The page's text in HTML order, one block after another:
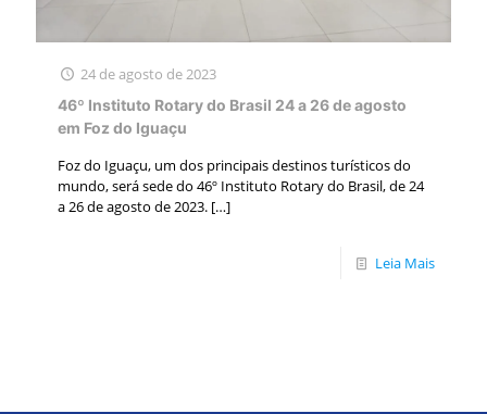
24 de agosto de 2023
46º Instituto Rotary do Brasil 24 a 26 de agosto
em Foz do Iguaçu
Foz do Iguaçu, um dos principais destinos turísticos do
mundo, será sede do 46º Instituto Rotary do Brasil, de 24
a 26 de agosto de 2023. […]
Leia Mais